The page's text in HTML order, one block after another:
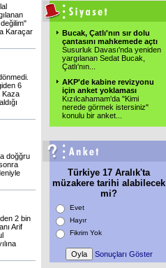
Karaçar
6
Kaza
doğğru
2 bin
Arif
Bucak, Çatlı'nın sır dolu
çantasını mahkemede açtı
Susurluk Davası'nda yeniden
yargılanan Sedat Bucak,
Çatlı'nın
AKP'de kabine revizyonu
için anket yoklaması
Kızılcahamam'da "Kimi
nerede görmek istersiniz"
konulu bir anket
Türkiye 17 Aralık'ta
müzakere tarihi alabilecek
mi?
Evet
Hayır
Fikrim Yok
Sonuçları Göster